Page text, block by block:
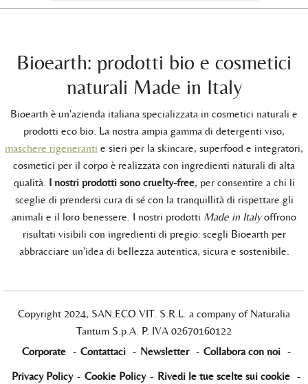
Bioearth: prodotti bio e cosmetici
naturali Made in Italy
Bioearth è un'azienda italiana specializzata in cosmetici naturali e
prodotti eco bio. La nostra ampia gamma di detergenti viso,
maschere rigeneranti e sieri per la skincare, superfood e integratori,
cosmetici per il corpo è realizzata con ingredienti naturali di alta
qualità. I nostri prodotti sono cruelty-free, per consentire a chi li
sceglie di prendersi cura di sé con la tranquillità di rispettare gli
animali e il loro benessere. I nostri prodotti Made in Italyoffrono
risultati visibili con ingredienti di pregio: scegli Bioearth per
abbracciare un'idea di bellezza autentica, sicura e sostenibile.
Copyright 2024, SAN.ECO.VIT. S.R.L. a company of Naturalia
Tantum S.p.A. P. IVA 02670160122
Corporate - Contattaci - Newsletter - Collabora con noi -
Privacy Policy - Cookie Policy - Rivedi le tue scelte sui cookie -